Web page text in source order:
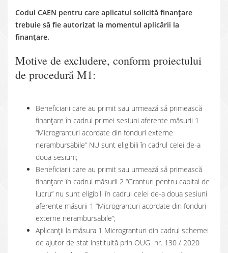
Codul CAEN pentru care aplicatul solicită finanțare
trebuie să fie autorizat la momentul aplicării la
finanțare.
Motive de excludere, conform proiectului
de procedură M1:
Beneficiarii care au primit sau urmează să primească
finanțare în cadrul primei sesiuni aferente măsurii 1
“Microgranturi acordate din fonduri externe
nerambursabile” NU sunt eligibili în cadrul celei de-a
doua sesiuni;
Beneficiarii care au primit sau urmează să primească
finanțare în cadrul măsurii 2 “Granturi pentru capital de
lucru” nu sunt eligibili în cadrul celei de-a doua sesiuni
aferente măsurii 1 “Microgranturi acordate din fonduri
externe nerambursabile”;
Aplicanții la măsura 1 Microgranturi din cadrul schemei
de ajutor de stat instituită prin OUG nr. 130 / 2020